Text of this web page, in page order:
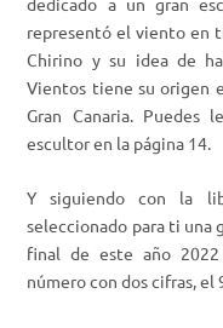
representó el viento en
Chirino y su idea de
Vientos tiene su origen
Gran Canaria. Puedes
escultor en la página 14.
Y siguiendo con la
seleccionado para ti una
final de este año
número con dos cifras, el